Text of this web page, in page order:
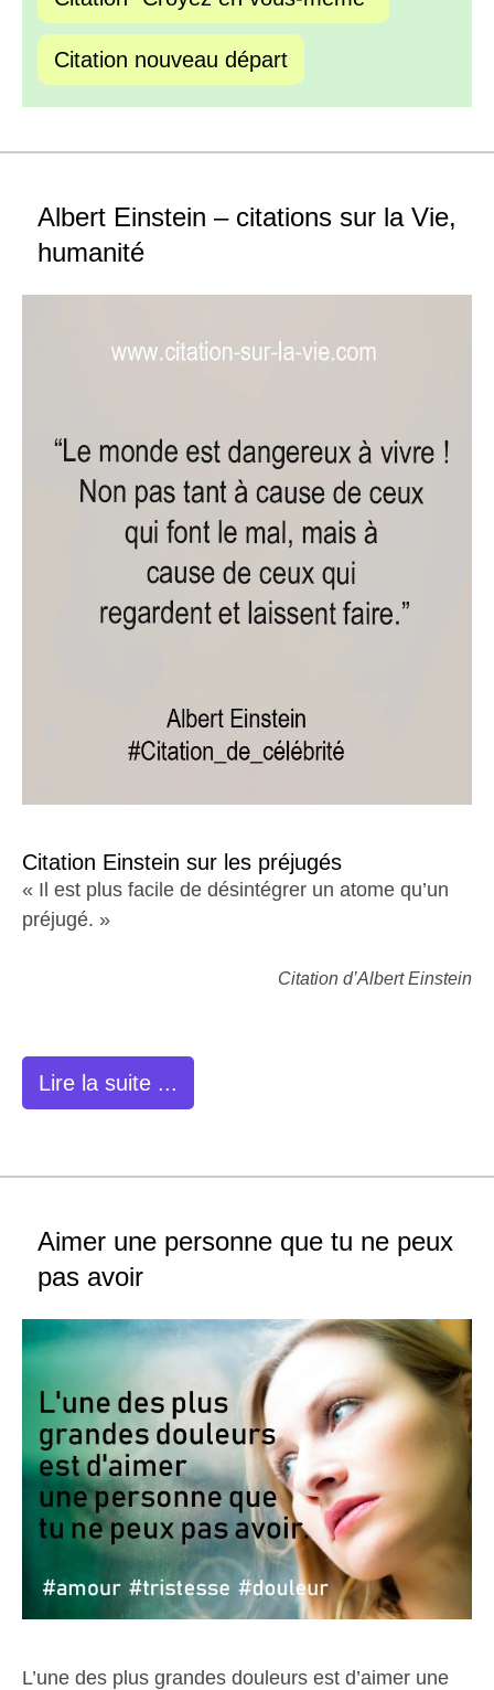
Citation nouveau départ
Albert Einstein – citations sur la Vie,
humanité
Citation Einstein sur les préjugés
« Il est plus facile de désintégrer un atome qu’un
préjugé. »
Citation d’Albert Einstein
Lire la suite ...
Aimer une personne que tu ne peux
pas avoir
L’une des plus grandes douleurs est d’aimer une